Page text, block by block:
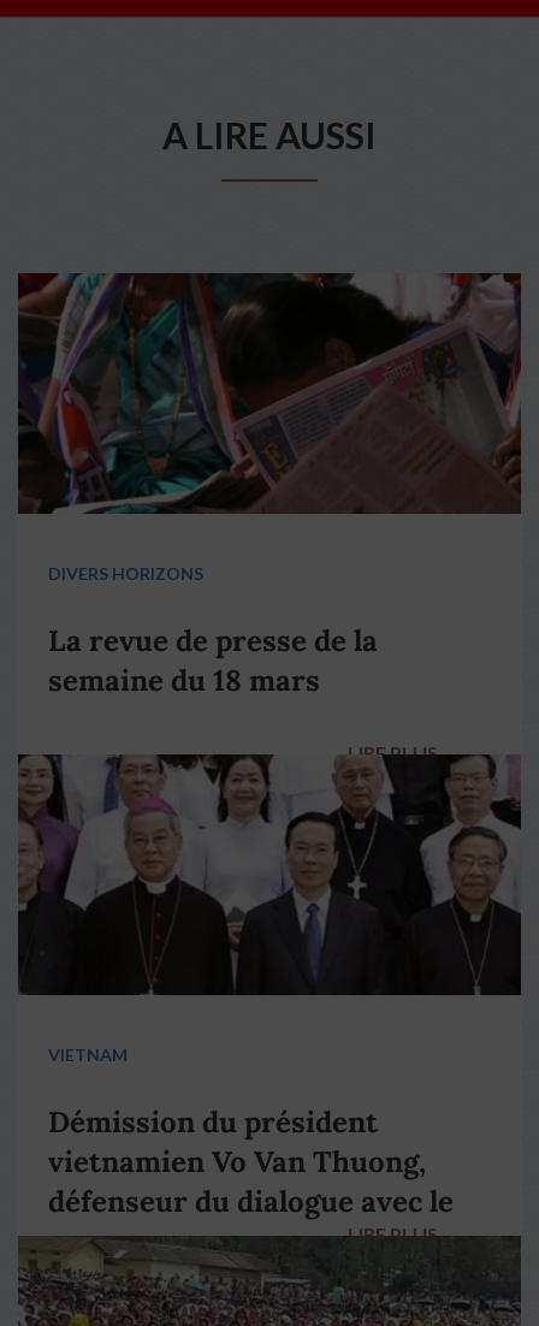
A LIRE AUSSI
DIVERS HORIZONS
La revue de presse de la
semaine du 18 mars
LIRE PLUS →
VIETNAM
Démission du président
vietnamien Vo Van Thuong,
défenseur du dialogue avec le
pape François
LIRE PLUS →